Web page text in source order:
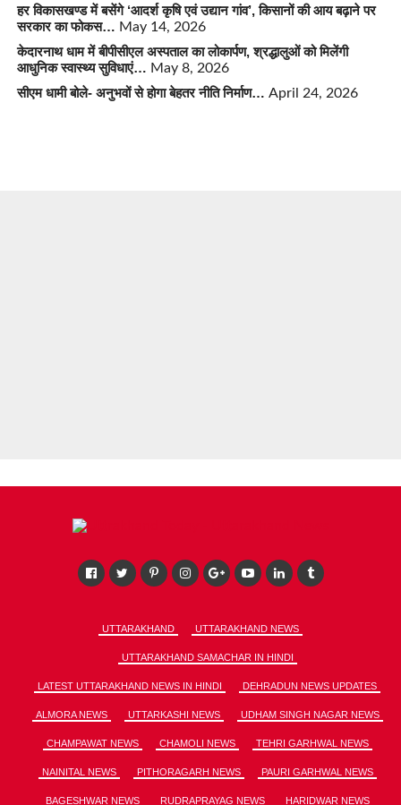
हर विकासखण्ड में बसेंगे ‘आदर्श कृषि एवं उद्यान गांव’, किसानों की आय बढ़ाने पर
सरकार का फोकस… May 14, 2026
केदारनाथ धाम में बीपीसीएल अस्पताल का लोकार्पण, श्रद्धालुओं को मिलेंगी
आधुनिक स्वास्थ्य सुविधाएं… May 8, 2026
सीएम धामी बोले- अनुभवों से होगा बेहतर नीति निर्माण… April 24, 2026
UTTARAKHAND UTTARAKHAND NEWS
UTTARAKHAND SAMACHAR IN HINDI
LATEST UTTARAKHAND NEWS IN HINDI DEHRADUN NEWS UPDATES
ALMORA NEWS UTTARKASHI NEWS UDHAM SINGH NAGAR NEWS
CHAMPAWAT NEWS CHAMOLI NEWS TEHRI GARHWAL NEWS
NAINITAL NEWS PITHORAGARH NEWS PAURI GARHWAL NEWS
BAGESHWAR NEWS RUDRAPRAYAG NEWS HARIDWAR NEWS